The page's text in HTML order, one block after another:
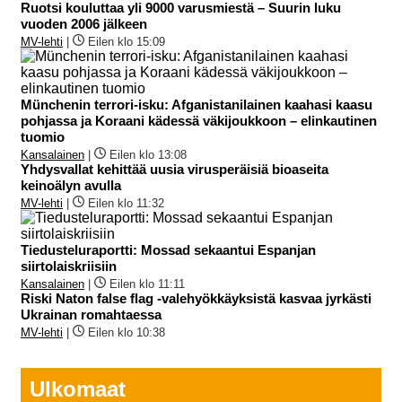
Ruotsi kouluttaa yli 9000 varusmiestä – Suurin luku
vuoden 2006 jälkeen
MV-lehti Eilen klo 15:09
Münchenin terrori-isku: Afganistanilainen kaahasi kaasu
pohjassa ja Koraani kädessä väkijoukkoon – elinkautinen
tuomio
Kansalainen Eilen klo 13:08
Yhdysvallat kehittää uusia virusperäisiä bioaseita
keinoälyn avulla
MV-lehti Eilen klo 11:32
Tiedusteluraportti: Mossad sekaantui Espanjan
siirtolaiskriisiin
Kansalainen Eilen klo 11:11
Riski Naton false flag -valehyökkäyksistä kasvaa jyrkästi
Ukrainan romahtaessa
MV-lehti Eilen klo 10:38
Ulkomaat